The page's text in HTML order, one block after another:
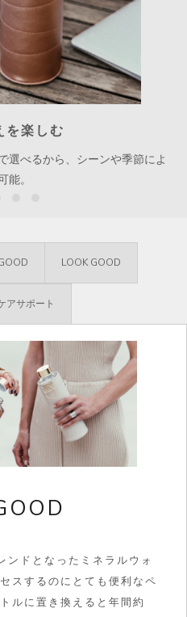
を楽しむ
選べるから、シーンや季節によ
。
LOOK GOOD
アサポート
ドとなったミネラルウォ
スするのにとても便利なペ
ルに置き換えると年間約